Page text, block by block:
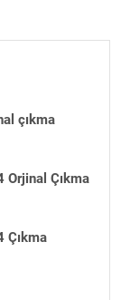
çıkma
Orjinal Çıkma
Çıkma